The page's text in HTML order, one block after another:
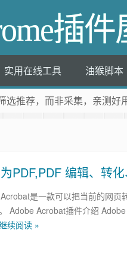
插件
实用在线工具 油猴脚本
选推荐，而非采集，亲测好
PDF,PDF 编辑、转
是一款可以把当前的网页
Adobe Acrobat插件介绍
续阅读 »